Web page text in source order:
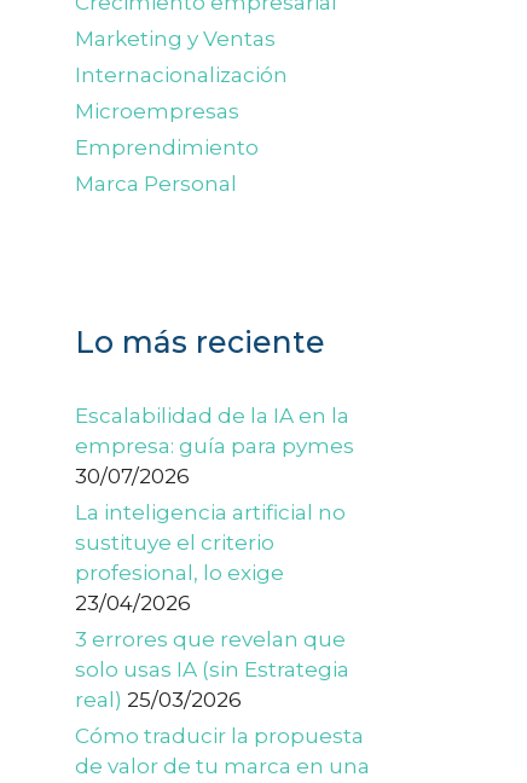
Marketing y Ventas
Internacionalización
Microempresas
Emprendimiento
Marca Personal
Lo más reciente
Escalabilidad de la IA en la
empresa: guía para pymes
30/07/2026
La inteligencia artificial no
sustituye el criterio
profesional, lo exige
23/04/2026
3 errores que revelan que
solo usas IA (sin Estrategia
real) 25/03/2026
Cómo traducir la propuesta
de valor de tu marca en una